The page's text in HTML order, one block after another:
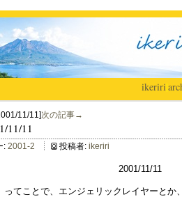
ikeriri|
11/11]次の記事→
11/11
: 2001-2 投稿者: ikeriri
2001/11/11
ってことで、エンジェリックレイヤーとか